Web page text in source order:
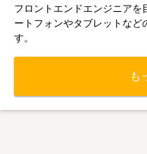
フロントエンドエンジニアを
ートフォンやタブレットなど
す。
も